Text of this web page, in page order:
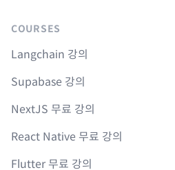
COURSES
Langchain 강의
Supabase 강의
NextJS 무료 강의
React Native 무료 강의
Flutter 무료 강의